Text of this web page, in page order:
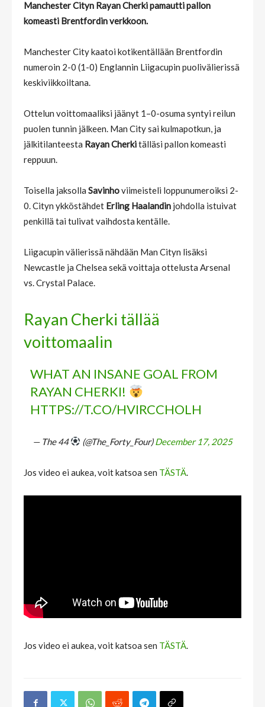
Manchester Cityn Rayan Cherki pamautti pallon
komeasti Brentfordin verkkoon.
Manchester City kaatoi kotikentällään Brentfordin
numeroin 2-0 (1-0) Englannin Liigacupin puolivälierissä
keskiviikkoiltana.
Ottelun voittomaaliksi jäänyt 1–0-osuma syntyi reilun
puolen tunnin jälkeen. Man City sai kulmapotkun, ja
jälkitilanteesta Rayan Cherkitälläsi pallon komeasti
reppuun.
Toisella jaksolla Savinhoviimeisteli loppunumeroiksi 2-
0. Cityn ykköstähdet Erling Haalandin johdolla istuivat
penkillä tai tulivat vaihdosta kentälle.
Liigacupin välierissä nähdään Man Cityn lisäksi
Newcastle ja Chelsea sekä voittaja ottelusta Arsenal
vs. Crystal Palace.
Rayan Cherki tällää
voittomaalin
WHAT AN INSANE GOAL FROM
RAYAN CHERKI!
HTTPS://T.CO/HVIRCCHOLH
— The 44 (@The_Forty_Four)December 17, 2025
Jos video ei aukea, voit katsoa sen TÄSTÄ.
Jos video ei aukea, voit katsoa sen TÄSTÄ.